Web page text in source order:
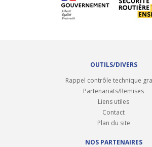
OUTILS/DIVERS
Rappel contrôle technique
Partenariats/Remises
Liens utiles
Contact
Plan du site
NOS PARTENAIRES